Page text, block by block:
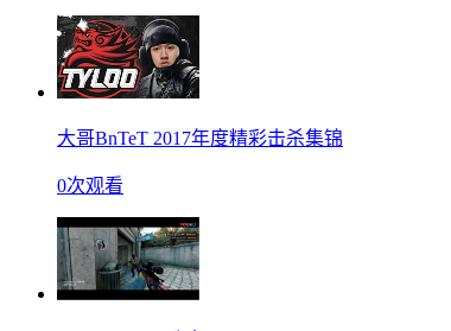
大哥BnTeT 2017年度精彩击杀集锦
0次观看